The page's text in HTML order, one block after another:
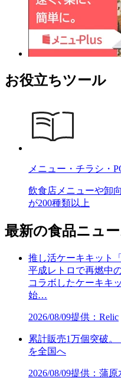
お役立ちツール
メニュー・チラシ・
飲食店メニューや卸
が200種類以上
最新の食品ニュ
推し活ケーキキット
平成レトロで再燃中
コラボしたケーキキ
始…
2026/08/09提供：Relic
累計販売1万個突破。
を全国へ
2026/08/09提供：蒲原